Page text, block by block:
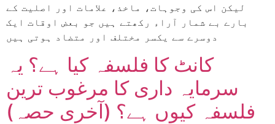
لیکن اس کی وجوہات، ماخذ، علامات اور اصلیت کے
بارے بے شمار آراء رکھتے ہیں جو بعض اوقات ایک
دوسرے سے یکسر مختلف اور متضاد ہوتی ہیں
کانٹ کا فلسفہ کیا ہے؟ یہ
سرمایہ داری کا مرغوب ترین
فلسفہ کیوں ہے؟ (آخری حصہ)